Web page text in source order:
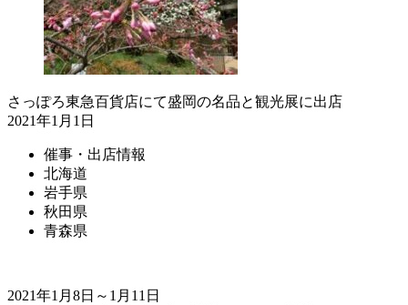
さっぽろ東急百貨店にて盛岡の名品と観光展に出店
2021年1月1日
催事・出店情報
北海道
岩手県
秋田県
青森県
2021年1月8日～1月11日